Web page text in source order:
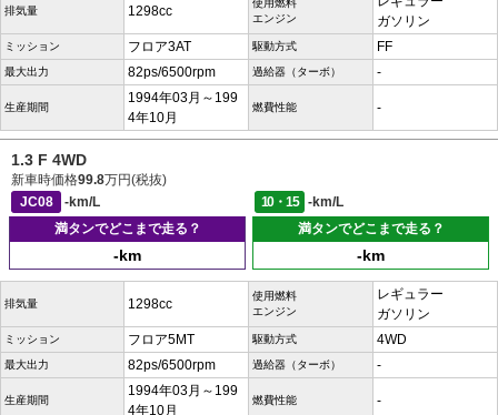
排気量 1298cc
使用燃料
エンジン
ガソリン
ミッション フロア3AT 駆動方式 FF
最大出力 82ps/6500rpm 過給器（ターボ） -
生産期間
1994年03月～199
4年10月
燃費性能 -
1.3 F 4WD
新車時価格99.8万円(税抜)
JC08
-km/L 10・15
-km/L
満タンでどこまで走る？
-km
満タンでどこまで走る？
-km
排気量 1298cc
使用燃料
エンジン
レギュラー
ガソリン
ミッション フロア5MT 駆動方式 4WD
最大出力 82ps/6500rpm 過給器（ターボ） -
生産期間
1994年03月～199
4年10月
燃費性能 -